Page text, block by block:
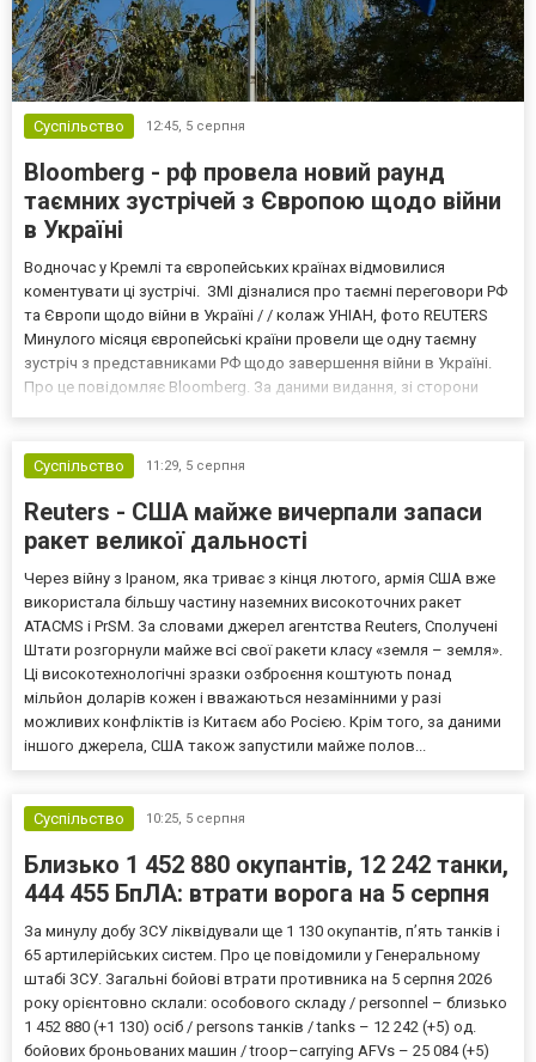
Суспільство 12:45, 5 серпня
Bloomberg - рф провела новий раунд
таємних зустрічей з Європою щодо війни
в Україні
Водночас у Кремлі та європейських країнах відмовилися
коментувати ці зустрічі. ЗМІ дізналися про таємні переговори РФ
та Європи щодо війни в Україні / / колаж УНІАН, фото REUTERS
Минулого місяця європейські країни провели ще одну таємну
зустріч з представниками РФ щодо завершення війни в Україні.
Про це повідомляє Bloomberg. За даними видання, зі сторони
Суспільство
11:29, 5 серпня
Reuters - США майже вичерпали запаси
ракет великої дальності
Через війну з Іраном, яка триває з кінця лютого, армія США вже
використала більшу частину наземних високоточних ракет
ATACMS і PrSM. За словами джерел агентства Reuters, Сполучені
Штати розгорнули майже всі свої ракети класу «земля – земля».
Ці високотехнологічні зразки озброєння коштують понад
мільйон доларів кожен і вважаються незамінними у разі
можливих конфліктів із Китаєм або Росією. Крім того, за даними
іншого джерела, США також запустили майже полов...
Суспільство 10:25, 5 серпня
Близько 1 452 880 окупантів, 12 242 танки,
444 455 БпЛА: втрати ворога на 5 серпня
За минулу добу ЗСУ ліквідували ще 1 130 окупантів, пʼять танків і
65 артилерійських систем. Про це повідомили у Генеральному
штабі ЗСУ. Загальні бойові втрати противника на 5 серпня 2026
року орієнтовно склали: особового складу / personnel – близько
1 452 880 (+1 130) осіб / persons танків / tanks – 12 242 (+5) од.
бойових броньованих машин / troop–carrying AFVs – 25 084 (+5)